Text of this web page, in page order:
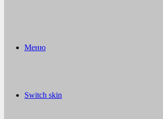
Меню
Switch skin